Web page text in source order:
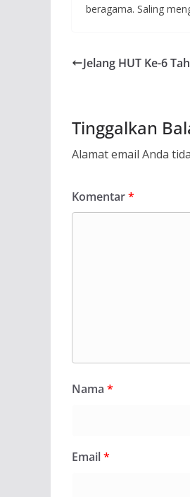
beragama. Saling
Jelang HUT Ke-6
Tinggalkan
Alamat email Anda
Komentar*
Nama *
Email*